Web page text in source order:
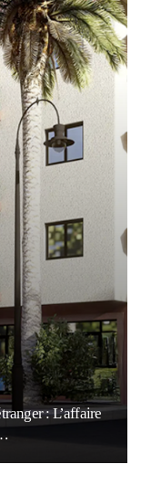
: L’affaire